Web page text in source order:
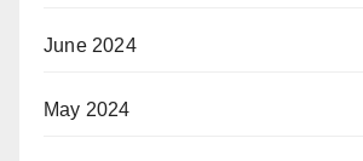
June 2024
May 2024